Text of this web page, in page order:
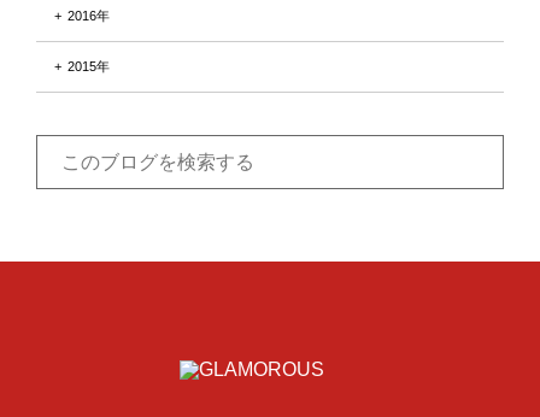
2016年
2015年